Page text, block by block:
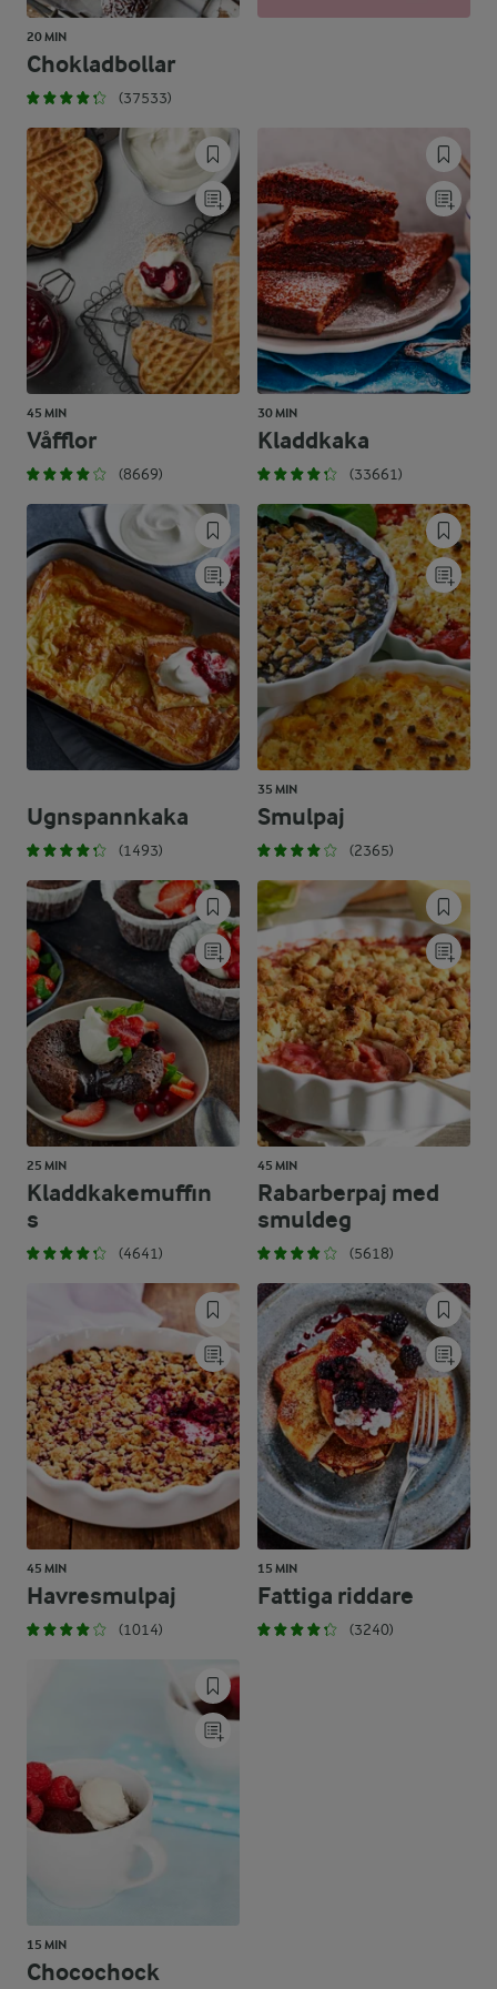
20 MIN
Chokladbollar
(37533)
45 MIN
Våfflor
(8669)
30 MIN
Kladdkaka
(33661)
Ugnspannkaka
(1493)
35 MIN
Smulpaj
(2365)
25 MIN
Kladdkakemuffin
s
(4641)
45 MIN
Rabarberpaj med
smuldeg
(5618)
45 MIN
Havresmulpaj
(1014)
15 MIN
Fattiga riddare
(3240)
15 MIN
Chocochock